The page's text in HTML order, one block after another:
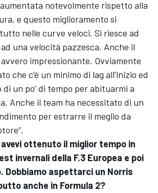
notevolmente rispetto alla
e questo miglioramento si
nelle curve veloci. Si riesce ad
una velocità pazzesca. Anche il
impressionante. Ovviamente
che c’è un minimo di lag all’inizio ed
di un po’ di tempo per abituarmi a
Anche il team ha necessitato di un
per estrarre il meglio da
ottenuto il miglior tempo in
invernali della F.3 Europea e poi
Dobbiamo aspettarci un Norris
anche in Formula 2?